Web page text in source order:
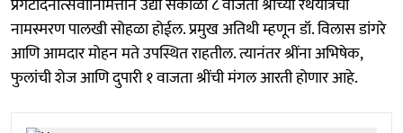
नामस्मरण पालखी सोहळा होईल. प्रमुख अतिथी म्हणून डॉ. विलास डांगरे
आणि आमदार मोहन मते उपस्थित राहतील. त्यानंतर श्रींना अभिषेक,
फुलांची शेज आणि दुपारी १ वाजता श्रींची मंगल आरती होणार आहे.